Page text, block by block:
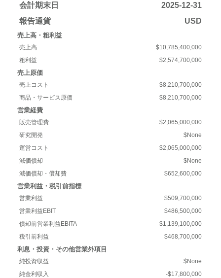
会計期末日
2025-12-31
報告通貨
USD
売上高・粗利益
売上高
$10,785,400,000
粗利益
$2,574,700,000
売上原価
売上コスト
$8,210,700,000
商品・サービス原価
$8,210,700,000
営業経費
販売管理費
$2,065,000,000
研究開発
$None
運営コスト
$2,065,000,000
減価償却
$None
減価償却・償却費
$652,600,000
営業利益・税引前指標
営業利益
$509,700,000
営業利益EBIT
$486,500,000
償却前営業利益EBITA
$1,139,100,000
税引前利益
$468,700,000
利息・投資・その他営業外項目
純投資収益
$None
純金利収入
-$17,800,000